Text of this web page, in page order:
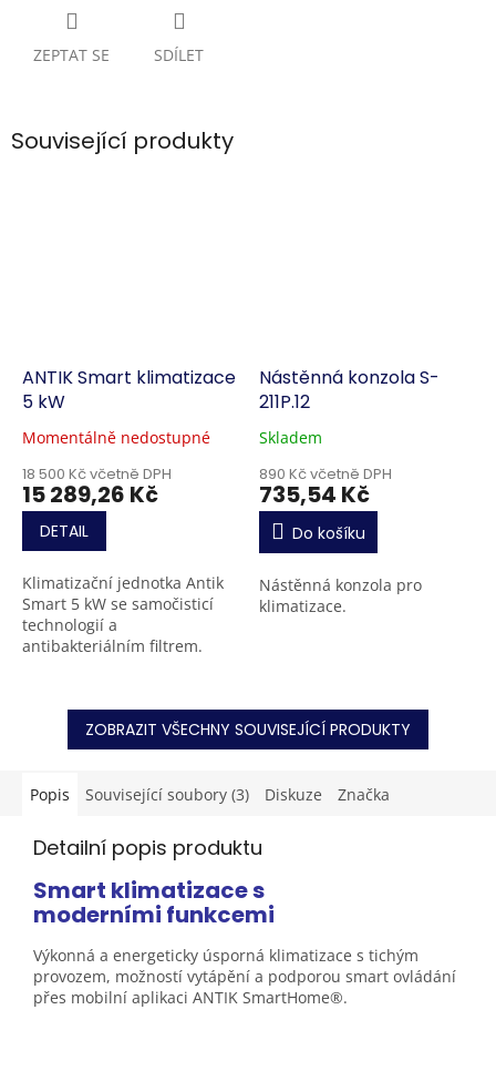
ZEPTAT SE SDÍLET
Související produkty
ANTIK Smart klimatizace
5 kW
Momentálně nedostupné
18 500 Kč včetně DPH
15 289,26 Kč
DETAIL
Klimatizační jednotka Antik
Smart 5 kW se samočisticí
technologií a
antibakteriálním filtrem.
jednotky je 33 dB. Vhodné...
Nástěnná konzola S-
211P.12
Skladem
890 Kč včetně DPH
735,54 Kč
Do košíku
Nástěnná konzola pro
klimatizace.
ZOBRAZIT VŠECHNY SOUVISEJÍCÍ PRODUKTY
Popis Související soubory (3) Diskuze Značka
Detailní popis produktu
Smart klimatizace s
moderními funkcemi
Výkonná a energeticky úsporná klimatizace s tichým
provozem, možností vytápění a podporou smart ovládání
přes mobilní aplikaci ANTIK SmartHome®.